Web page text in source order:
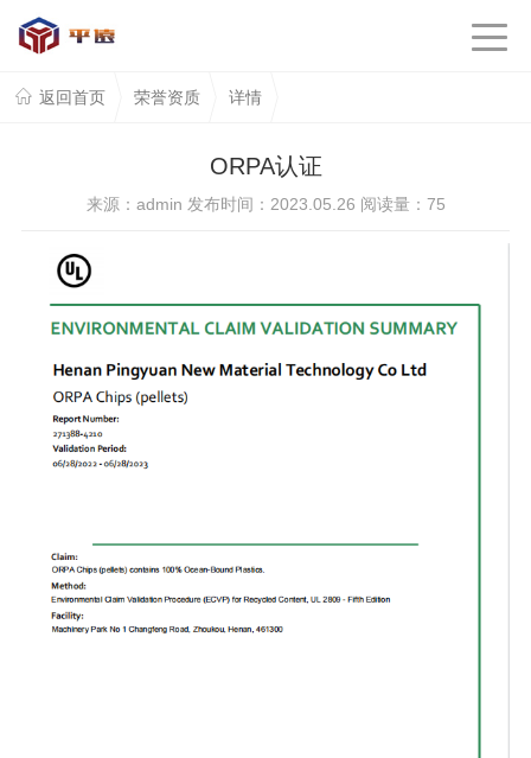
返回首页 荣誉资质 详情
ORPA认证
来源：admin 发布时间：2023.05.26 阅读量： 75